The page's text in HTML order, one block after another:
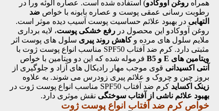
همراه روغن آووکادو) استفاده شده است. عصاره آلوئه ورا در
رطوبت رسانی عمقی پوست و عصاره بابونه با خواص ضد
التهابی در بهبود علائم حساسیت پوست آسیب دیده موثر است.
روغن آووکادو این محصول در رفع خشکی پوست، لایه برداری
ملایم سلول های مرده وکاهش روند پیری سلول های پوست اثر
مثبتی دارد. کرم ضد آفتاب SPF50 مناسب انواع پوست ژوت با
ویتامین های E و B5
فرموله شده که این دو ویتامین با خواص
آنتی اکسیدانی قوی موجب مهار رادیکال های آزاد و جلوگیری از
بروز چین و چروک و علائم پیری زودرس می شوند. به علاوه
زینک اکساید کرم ضد آفتاب SPF50 مناسب انواع پوست ژوت در
بهبود علائم ناشی از آفتاب سوختگی نقش موثری دارد.
خواص کرم ضد آفتاب انواع پوست ژوت